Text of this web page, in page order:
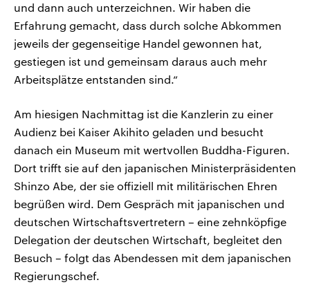
und dann auch unterzeichnen. Wir haben die
Erfahrung gemacht, dass durch solche Abkommen
jeweils der gegenseitige Handel gewonnen hat,
gestiegen ist und gemeinsam daraus auch mehr
Arbeitsplätze entstanden sind.“
Am hiesigen Nachmittag ist die Kanzlerin zu einer
Audienz bei Kaiser Akihito geladen und besucht
danach ein Museum mit wertvollen Buddha-Figuren.
Dort trifft sie auf den japanischen Ministerpräsidenten
Shinzo Abe, der sie offiziell mit militärischen Ehren
begrüßen wird. Dem Gespräch mit japanischen und
deutschen Wirtschaftsvertretern – eine zehnköpfige
Delegation der deutschen Wirtschaft, begleitet den
Besuch – folgt das Abendessen mit dem japanischen
Regierungschef.